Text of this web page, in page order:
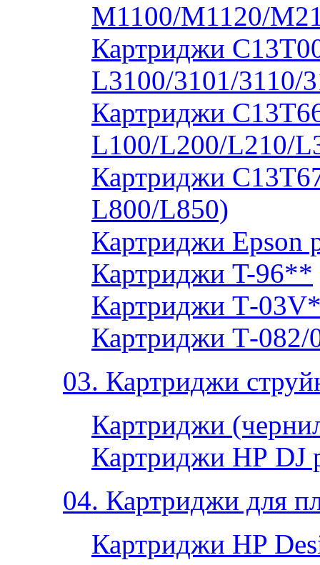
M1100/M1120/
Картриджи
L3100/3101/3110/
Картриджи
L100/L200/L210/
Картриджи
L800/L850)
Картриджи Epson
Картриджи T-96**
Картриджи Т-
Картриджи Т-
03. Картриджи
Картриджи
Картриджи НР DJ
04. Картриджи для
Картриджи HP